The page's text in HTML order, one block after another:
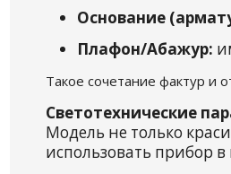
Основание
Плафон/Абажур:
Такое сочетание фактур и
Светотехнические
Модель не только
использовать прибор